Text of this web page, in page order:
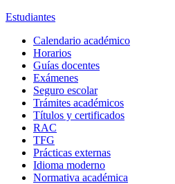
Estudiantes
Calendario académico
Horarios
Guías docentes
Exámenes
Seguro escolar
Trámites académicos
Títulos y certificados
RAC
TFG
Prácticas externas
Idioma moderno
Normativa académica